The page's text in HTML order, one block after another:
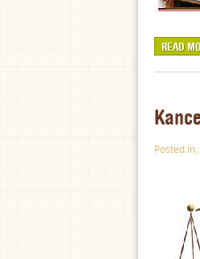
READ
Posted in: